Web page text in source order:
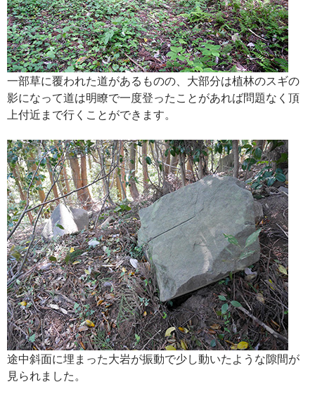
一部草に覆われた道があるものの、大部分は植林のスギの
影になって道は明瞭で一度登ったことがあれば問題なく頂
上付近まで行くことができます。
途中斜面に埋まった大岩が振動で少し動いたような隙間が
見られました。